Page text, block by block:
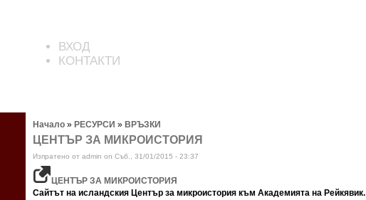
ВХОД
КОНТАКТИ
Начало » РЕСУРСИ » ВРЪЗКИ
ЦЕНТЪР ЗА МИКРОИСТОРИЯ
Изпратено от admin on Съб., 31/01/2015 - 23:37
ЦЕНТЪР ЗА МИКРОИСТОРИЯ
Сайтът на исландския Център за микроистория към Академията на Рейкявик.